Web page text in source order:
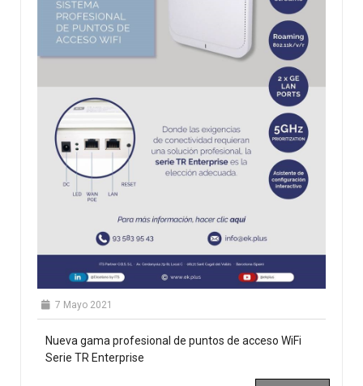
7 Mayo 2021
Nueva gama profesional de puntos de acceso WiFi
Serie TR Enterprise